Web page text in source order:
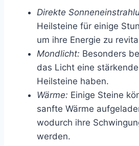
Direkte
Heilsteine für einige
um ihre Energie zu
Mondlicht: Besonders
das Licht eine
Heilsteine haben.
Wärme: Einige Steine
sanfte Wärme
wodurch ihre
werden.